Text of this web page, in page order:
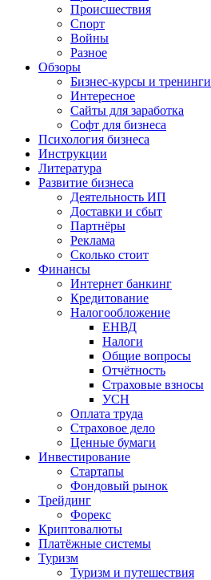
Происшествия
Спорт
Войны
Разное
Обзоры
Бизнес-курсы и тренинги
Интересное
Сайты для заработка
Софт для бизнеса
Психология бизнеса
Инструкции
Литература
Развитие бизнеса
Деятельность ИП
Доставки и сбыт
Партнёры
Реклама
Сколько стоит
Финансы
Интернет банкинг
Кредитование
Налогообложение
ЕНВД
Налоги
Общие вопросы
Отчётность
Страховые взносы
УСН
Оплата труда
Страховое дело
Ценные бумаги
Инвестирование
Стартапы
Фондовый рынок
Трейдинг
Форекс
Криптовалюты
Платёжные системы
Туризм
Туризм и путешествия